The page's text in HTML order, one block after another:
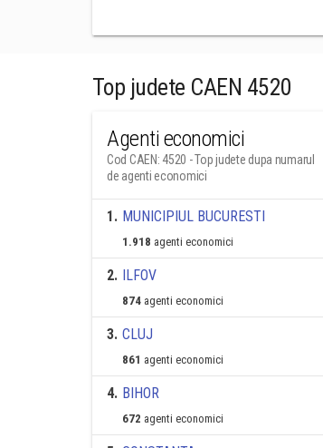
Top judete CAEN 4520
Agenti economici
Cod CAEN: 4520 - Top judete dupa numarul
de agenti economici
1. MUNICIPIUL BUCURESTI
1.918 agenti economici
2. ILFOV
874 agenti economici
3. CLUJ
861 agenti economici
4. BIHOR
672 agenti economici